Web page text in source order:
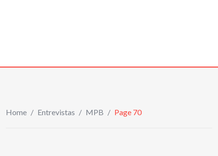
Home / Entrevistas / MPB / Page 70